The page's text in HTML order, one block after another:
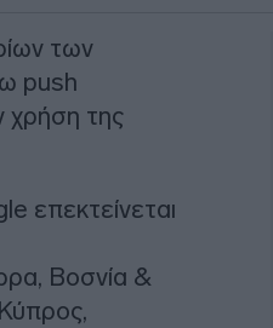
των
push
χρήση της
επεκτείνεται
Βοσνία &